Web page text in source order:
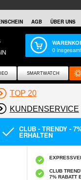
AGB ÜBER UNS
0 Insgesamt
SMARTWATCH
TOP 20
KUNDENSERVICE
CLUB - TRENDY -
ERHALTEN
CLUB
7% RABATT